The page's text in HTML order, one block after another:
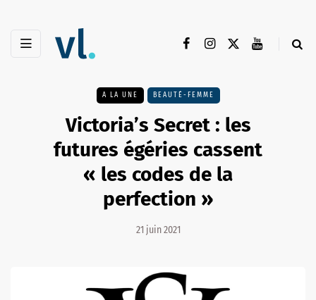
A LA UNE BEAUTÉ-FEMME
Victoria’s Secret : les
futures égéries cassent
« les codes de la
perfection »
21 juin 2021